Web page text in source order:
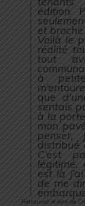
édition.
et
Voilà le
réalité
tout
à
que
sentais
à la
mon
distribué
C’est
légitime,
est là
de me
Retrouvez le livre de